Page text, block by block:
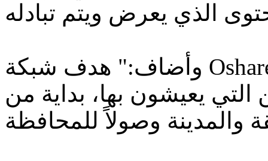
وأضاف:" هدف شبكة OshareK ان تخلق حالة من التواصل بين
التي يعيشون بها، بداية من